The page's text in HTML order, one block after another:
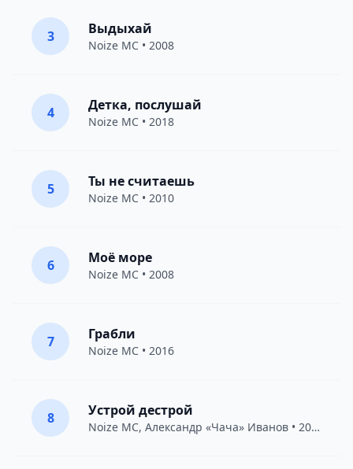
3 Выдыхай
Noize MC • 2008
4 Детка, послушай
Noize MC • 2018
5 Ты не считаешь
Noize MC • 2010
6 Моё море
Noize MC • 2008
7 Грабли
Noize MC • 2016
8 Устрой дестрой
Noize MC, Александр «Чача» Иванов • 2010